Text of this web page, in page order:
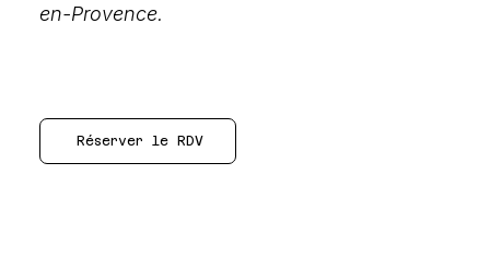
en-Provence.
Réserver le RDV